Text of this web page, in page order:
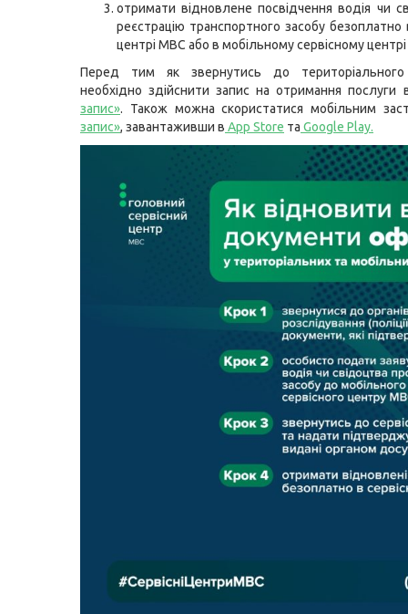
отримати відновлене посвідчення водія чи
реєстрацію транспортного засобу безоплатно
центрі МВС або в мобільному сервісному
Перед тим як звернутись до територіального
необхідно здійснити запис на отримання послуги
запис». Також можна скористатися мобільним
запис», завантаживши в App Store та Google Play.